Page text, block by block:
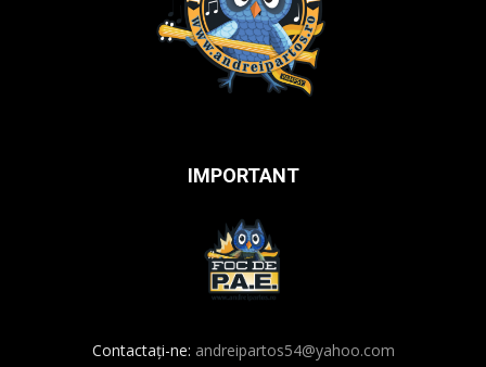
IMPORTANT
Contactați-ne: andreipartos54@yahoo.com